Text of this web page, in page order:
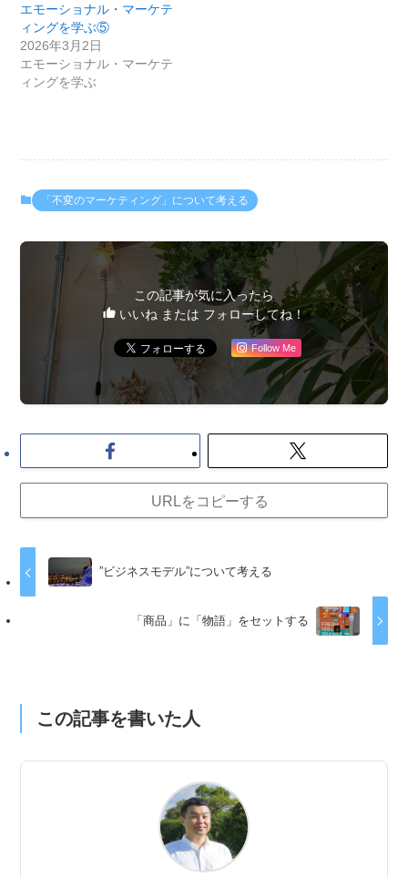
エモーショナル・マーケテ
ィングを学ぶ⑤
2026年3月2日
エモーショナル・マーケテ
ィングを学ぶ
「不変のマーケティング」について考える
この記事が気に入ったら
いいね または フォローしてね！
Follow Me
URLをコピーする
”ビジネスモデル”について考える
「商品」に「物語」をセットする
この記事を書いた人